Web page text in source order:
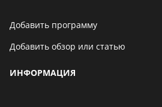
Добавить программу
Добавить обзор или статью
ИНФОРМАЦИЯ